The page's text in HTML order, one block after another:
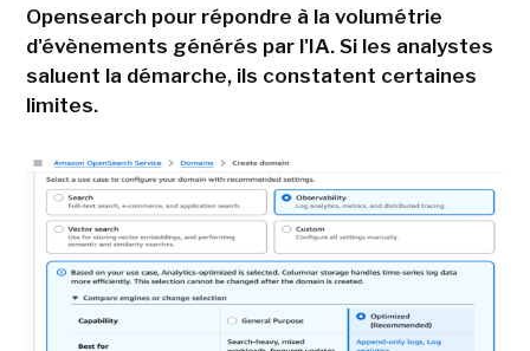
Opensearch pour répondre à la volumétrie
d'évènements générés par l'IA. Si les analystes
saluent la démarche, ils constatent certaines
limites.